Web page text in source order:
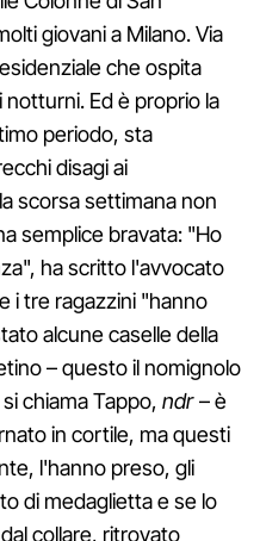
giovani a Milano. Via
che ospita
Ed è proprio la
periodo, sta
disagi ai
scorsa settimana non
semplice bravata: "Ho
ha scritto l'avvocato
i tre ragazzini "hanno
alcune caselle della
– questo il nomignolo
chiama Tappo, ndr– è
in cortile, ma questi
l'hanno preso, gli
di medaglietta e se lo
collare, ritrovato